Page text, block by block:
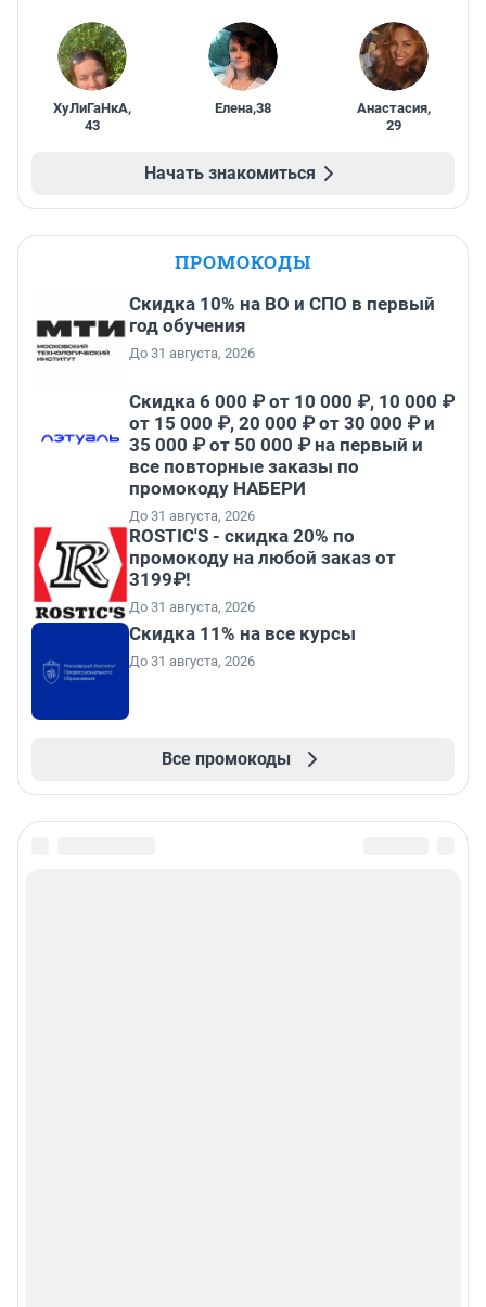
ХуЛиГаНкА,
43
Елена,38 Анастасия,
29
Начать знакомиться
ПРОМОКОДЫ
Скидка 10% на ВО и СПО в первый
год обучения
До 31 августа, 2026
Скидка 6 000 ₽ от 10 000 ₽, 10 000 ₽
от 15 000 ₽, 20 000 ₽ от 30 000 ₽ и
35 000 ₽ от 50 000 ₽ на первый и
все повторные заказы по
промокоду НАБЕРИ
До 31 августа, 2026
ROSTIC'S - скидка 20% по
промокоду на любой заказ от
3199₽!
До 31 августа, 2026
Скидка 11% на все курсы
До 31 августа, 2026
Все промокоды